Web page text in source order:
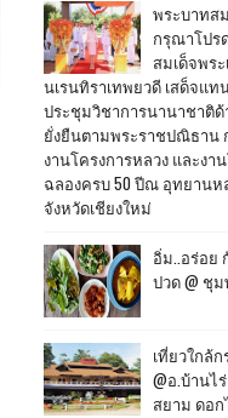
พระบาทส
กรุณาโปร
สมเด็จพร
นเรนทิราเทพยวดี เสด็จแท
ประชุมวิชาการนานาชาติ
ยั่งยืนตามพระราชปณิธาน
งานโครงการหลวง และงา
ฉลองครบ 50 ปีณ อุทยานห
จังหวัดเชียงใหม่
อิ่ม..อร่อย
ปวด @ ชุ
เที่ยวใกล้
@อ.บ้านไ
สยาม ดอก